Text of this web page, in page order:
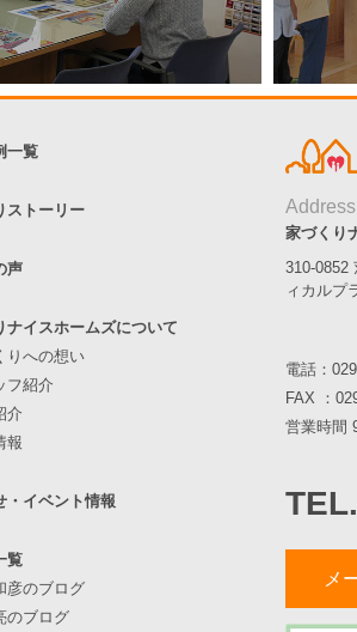
一覧
ストーリー
声
ナイスホームズについて
りへの想い
フ紹介
介
報
・イベント情報
覧
彦のブログ
のブログ
家づくり
310-0852
ィカルプ
電話：
FAX ：
営業時間
メ